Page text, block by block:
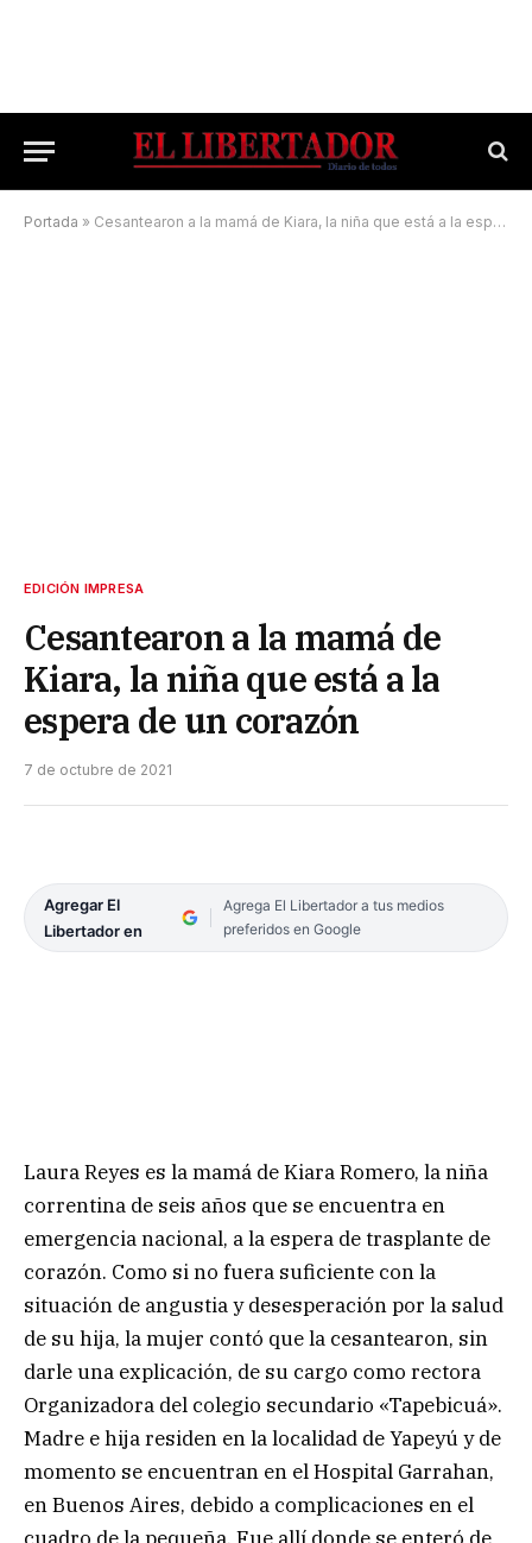
Portada » Cesantearon a la mamá de Kiara, la niña que está a la espera de un corazón
EDICIÓN IMPRESA
Cesantearon a la mamá de
Kiara, la niña que está a la
espera de un corazón
7 de octubre de 2021
Agregar El
Libertador en
Agrega El Libertador a tus medios
preferidos en Google
Laura Reyes es la mamá de Kiara Romero, la niña
correntina de seis años que se encuentra en
emergencia nacional, a la espera de trasplante de
corazón. Como si no fuera suficiente con la
situación de angustia y desesperación por la salud
de su hija, la mujer contó que la cesantearon, sin
darle una explicación, de su cargo como rectora
Organizadora del colegio secundario «Tapebicuá».
Madre e hija residen en la localidad de Yapeyú y de
momento se encuentran en el Hospital Garrahan,
en Buenos Aires, debido a complicaciones en el